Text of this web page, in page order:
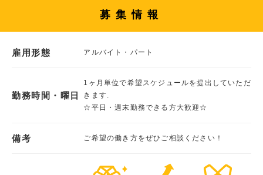
募集情報
雇用形態 アルバイト・パート
勤務時間・曜日
1ヶ月単位で希望スケジュールを提出していただ
きます.
☆平日・週末勤務できる方大歓迎☆
備考 ご希望の働き方をぜひご相談ください！